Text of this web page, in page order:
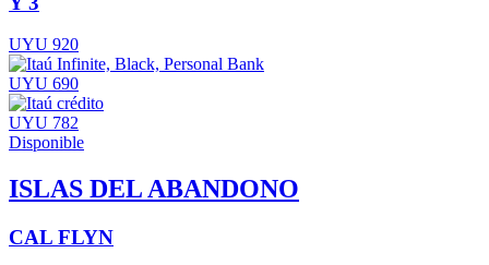
UYU 920
UYU 690
UYU 782
Disponible
ISLAS DEL ABANDONO
CAL FLYN